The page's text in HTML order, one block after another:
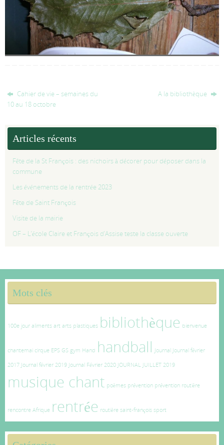
Cahier de vie – semaines du
10 au 18 octobre
A la bibliothèque
Articles récents
Fête de la St François : des nichoirs à décorer pour déposer dans la
commune
Les événements de la rentrée 2023
Fête de Saint François
Visite de la mairie
OF – L’école Claire et François d’Assise teste la classe ouverte
Mots clés
100e jour aliments art arts plastiques bibliothèque bienvenue
chantemai cirque EPS GS gym Hand handball Journal Journal février
2017 Journal février 2019 Journal Février 2020 JOURNAL JUILLET 2019
musique chant poèmes prévention prévention routière
rencontre Afrique rentrée routière saint-françois sport